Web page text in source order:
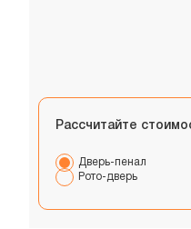
Рассчитайте
Дверь-пенал
Рото-дверь